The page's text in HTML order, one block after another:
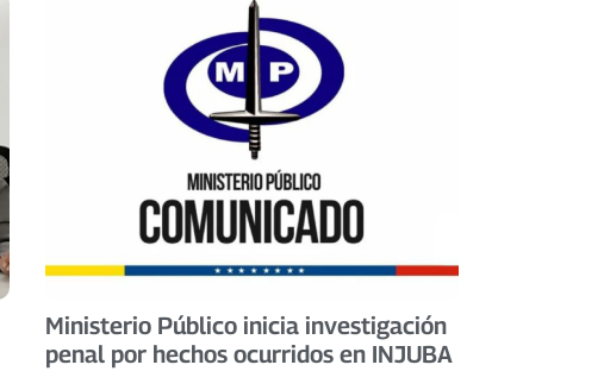
Ministerio Público inicia investigación
penal por hechos ocurridos en INJUBA